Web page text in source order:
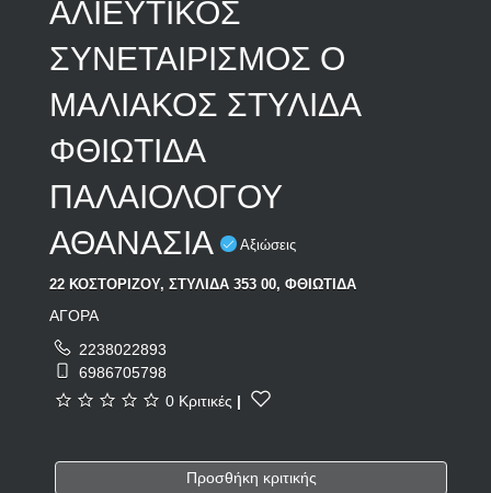
ΑΛΙΕΥΤΙΚΟΣ
ΣΥΝΕΤΑΙΡΙΣΜΟΣ Ο
ΜΑΛΙΑΚΟΣ ΣΤΥΛΙΔΑ
ΦΘΙΩΤΙΔΑ
ΠΑΛΑΙΟΛΟΓΟΥ
ΑΘΑΝΑΣΙΑ
Αξιώσεις
22 ΚΟΣΤΟΡΙΖΟΥ, ΣΤΥΛΙΔΑ 353 00, ΦΘΙΩΤΙΔΑ
ΑΓΟΡΑ
2238022893
6986705798
0 Κριτικές |
Προσθήκη κριτικής